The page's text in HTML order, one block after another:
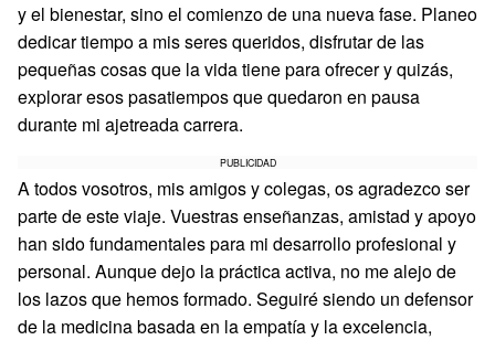
y el bienestar, sino el comienzo de una nueva fase. Planeo
dedicar tiempo a mis seres queridos, disfrutar de las
pequeñas cosas que la vida tiene para ofrecer y quizás,
explorar esos pasatiempos que quedaron en pausa
durante mi ajetreada carrera.
PUBLICIDAD
A todos vosotros, mis amigos y colegas, os agradezco ser
parte de este viaje. Vuestras enseñanzas, amistad y apoyo
han sido fundamentales para mi desarrollo profesional y
personal. Aunque dejo la práctica activa, no me alejo de
los lazos que hemos formado. Seguiré siendo un defensor
de la medicina basada en la empatía y la excelencia,